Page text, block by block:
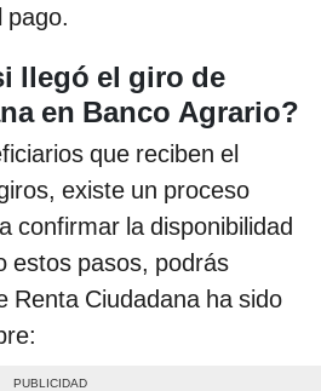
pago.
llegó el giro de
en Banco Agrario?
que reciben el
existe un proceso
confirmar la disponibilidad
estos pasos, podrás
Renta Ciudadana ha sido